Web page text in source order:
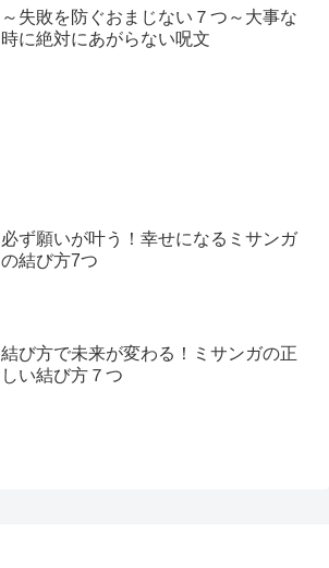
～失敗を防ぐおまじない７つ～大事な
時に絶対にあがらない呪文
必ず願いが叶う！幸せになるミサンガ
の結び方7つ
結び方で未来が変わる！ミサンガの正
しい結び方７つ